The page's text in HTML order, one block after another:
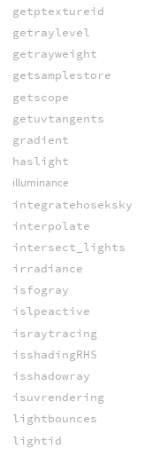
getptextureid
getraylevel
getrayweight
getsamplestore
getscope
getuvtangents
gradient
haslight
illuminance
integratehoseksky
interpolate
intersect_lights
irradiance
isfogray
islpeactive
israytracing
isshadingRHS
isshadowray
isuvrendering
lightbounces
lightid